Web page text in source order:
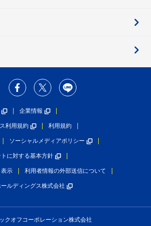
企業情報
利用規約 利用規約
ソーシャルメディアポリシー
に対する基本方針
示 利用者情報の外部送信について
ルディングス株式会社
クオフコーポレーション株式会社